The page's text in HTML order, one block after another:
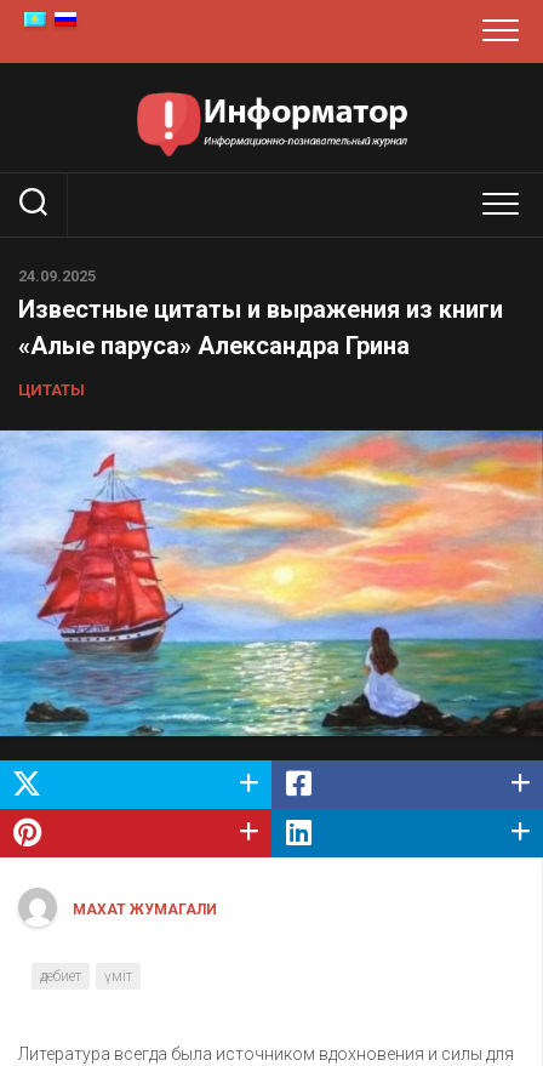
Перейти
содержанию
24.09.2025
Известные цитаты и выражения из книги
«Алые паруса» Александра Грина
ЦИТАТЫ
МАХАТ ЖУМАГАЛИ
әдебиет үміт
Литература всегда была источником вдохновения и силы для